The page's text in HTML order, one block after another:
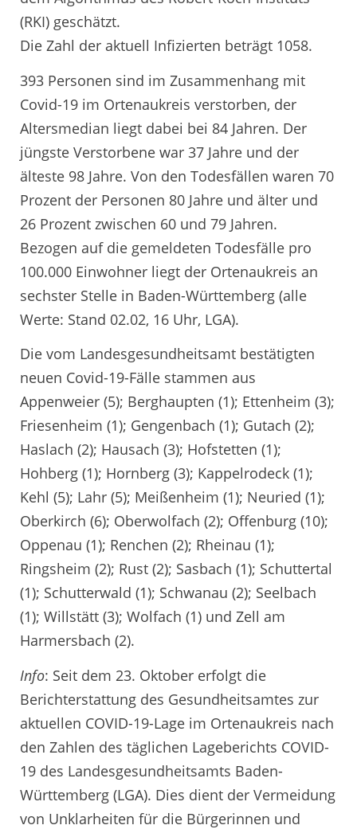
(RKI) geschätzt.
Die Zahl der aktuell Infizierten beträgt 1058.
393 Personen sind im Zusammenhang mit
Covid-19 im Ortenaukreis verstorben, der
Altersmedian liegt dabei bei 84 Jahren. Der
jüngste Verstorbene war 37 Jahre und der
älteste 98 Jahre. Von den Todesfällen waren 70
Prozent der Personen 80 Jahre und älter und
26 Prozent zwischen 60 und 79 Jahren.
Bezogen auf die gemeldeten Todesfälle pro
100.000 Einwohner liegt der Ortenaukreis an
sechster Stelle in Baden-Württemberg (alle
Werte: Stand 02.02, 16 Uhr, LGA).
Die vom Landesgesundheitsamt bestätigten
neuen Covid-19-Fälle stammen aus
Appenweier (5); Berghaupten (1); Ettenheim (3);
Friesenheim (1); Gengenbach (1); Gutach (2);
Haslach (2); Hausach (3); Hofstetten (1);
Hohberg (1); Hornberg (3); Kappelrodeck (1);
Kehl (5); Lahr (5); Meißenheim (1); Neuried (1);
Oberkirch (6); Oberwolfach (2); Offenburg (10);
Oppenau (1); Renchen (2); Rheinau (1);
Ringsheim (2); Rust (2); Sasbach (1); Schuttertal
(1); Schutterwald (1); Schwanau (2); Seelbach
(1); Willstätt (3); Wolfach (1) und Zell am
Harmersbach (2).
Info: Seit dem 23. Oktober erfolgt die
Berichterstattung des Gesundheitsamtes zur
aktuellen COVID-19-Lage im Ortenaukreis nach
den Zahlen des täglichen Lageberichts COVID-
19 des Landesgesundheitsamts Baden-
Württemberg (LGA). Dies dient der Vermeidung
von Unklarheiten für die Bürgerinnen und